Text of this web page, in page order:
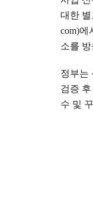
대한
com)에
소를
정부는
검증
수 및